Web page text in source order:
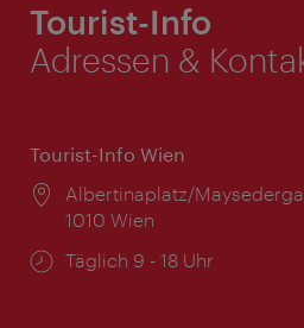
Tourist-Info
Adressen &
Tourist-Info Wien
Ort:
Albertinaplatz/
1010 Wien
Öffnungszeiten:
Täglich 9 - 18 Uhr